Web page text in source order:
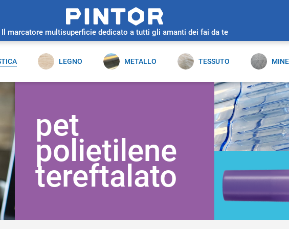
Il marcatore multisuperficie dedicato a tutti gli amanti dei fai da te
LEGNO METALLO TESSUTO
pet
polietilene
tereftalato